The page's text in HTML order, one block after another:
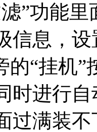
”功能
信息，
的“挂机
时进行
过满装